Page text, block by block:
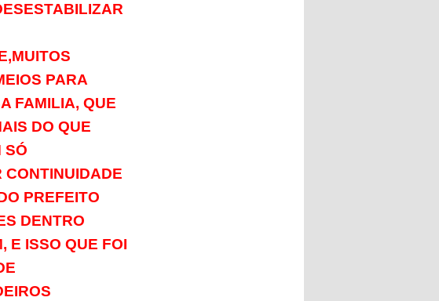
PARA
FAMILIA, QUE
DO QUE
SÓ
PREFEITO
DENTRO
E ISSO QUE FOI